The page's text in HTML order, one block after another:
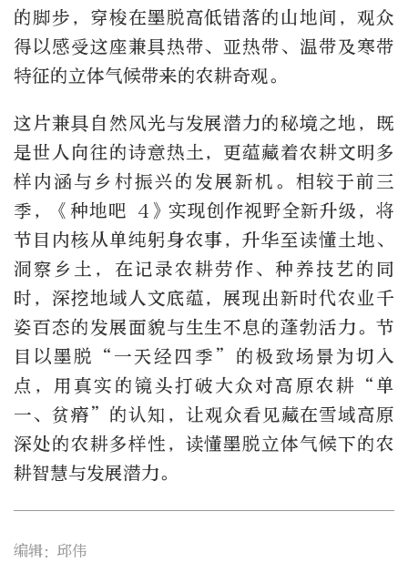
的脚步，穿梭在墨脱高低错落的山地间，观众
得以感受这座兼具热带、亚热带、温带及寒带
特征的立体气候带来的农耕奇观。
这片兼具自然风光与发展潜力的秘境之地，既
是世人向往的诗意热土，更蕴藏着农耕文明多
样内涵与乡村振兴的发展新机。相较于前三
季，《种地吧 4》实现创作视野全新升级，将
节目内核从单纯躬身农事，升华至读懂土地、
洞察乡土，在记录农耕劳作、种养技艺的同
时，深挖地域人文底蕴，展现出新时代农业千
姿百态的发展面貌与生生不息的蓬勃活力。节
目以墨脱“一天经四季”的极致场景为切入
点，用真实的镜头打破大众对高原农耕“单
一、贫瘠”的认知，让观众看见藏在雪域高原
深处的农耕多样性，读懂墨脱立体气候下的农
耕智慧与发展潜力。
编辑：邱伟